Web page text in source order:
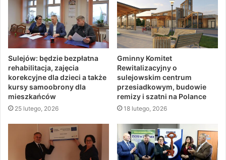
Sulejów: będzie bezpłatna
rehabilitacja, zajęcia
korekcyjne dla dzieci a także
kursy samoobrony dla
mieszkańców
25 lutego, 2026
Gminny Komitet
Rewitalizacyjny o
sulejowskim centrum
przesiadkowym, budowie
remizy i szatni na Polance
18 lutego, 2026